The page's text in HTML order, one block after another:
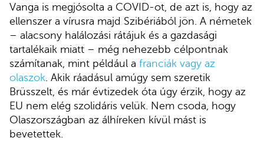
Vanga is megjósolta a COVID-ot, de azt is, hogy az
ellenszer a vírusra majd Szibériából jön. A németek
– alacsony halálozási rátájuk és a gazdasági
tartalékaik miatt – még nehezebb célpontnak
számítanak, mint például a franciák vagy az
olaszok. Akik ráadásul amúgy sem szeretik
Brüsszelt, és már évtizedek óta úgy érzik, hogy az
EU nem elég szolidáris velük. Nem csoda, hogy
Olaszországban az álhíreken kívül mást is
bevetettek.